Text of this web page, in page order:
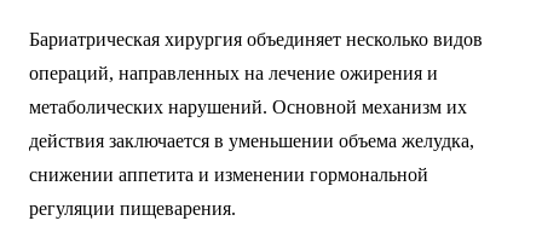
Бариатрическая хирургия объединяет несколько видов
операций, направленных на лечение ожирения и
метаболических нарушений. Основной механизм их
действия заключается в уменьшении объема желудка,
снижении аппетита и изменении гормональной
регуляции пищеварения.